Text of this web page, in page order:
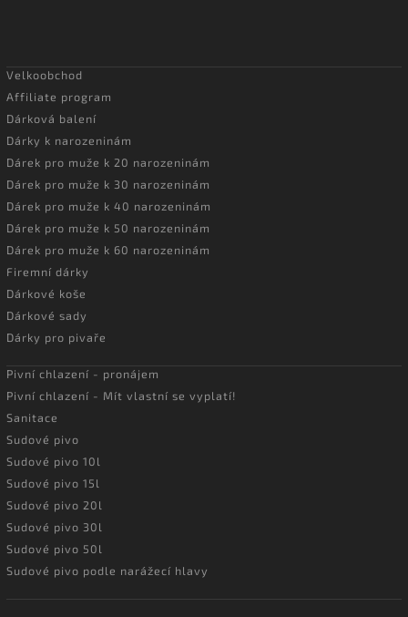
Velkoobchod
Affiliate program
Dárková balení
Dárky k narozeninám
Dárek pro muže k 20 narozeninám
Dárek pro muže k 30 narozeninám
Dárek pro muže k 40 narozeninám
Dárek pro muže k 50 narozeninám
Dárek pro muže k 60 narozeninám
Firemní dárky
Dárkové koše
Dárkové sady
Dárky pro pivaře
Pivní chlazení - pronájem
Pivní chlazení - Mít vlastní se vyplatí!
Sanitace
Sudové pivo
Sudové pivo 10l
Sudové pivo 15l
Sudové pivo 20l
Sudové pivo 30l
Sudové pivo 50l
Sudové pivo podle narážecí hlavy